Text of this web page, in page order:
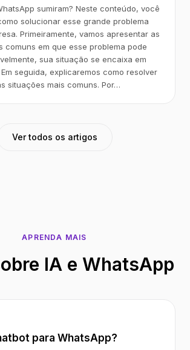
sumiram? Neste conteúdo, você
solucionar esse grande problema
Primeiramente, vamos apresentar as
comuns em que esse problema pode
sua situação se encaixa em
seguida, explicaremos como resolver
situações mais comuns. Por…
Ver todos os artigos
APRENDA MAIS
IA e WhatsApp
para WhatsApp?